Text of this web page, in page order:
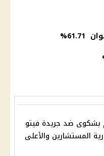
بشكوى ضد جريدة فيتو
المستشارين والأعلى